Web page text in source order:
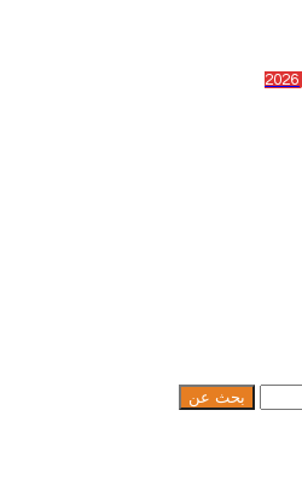
بحث عن